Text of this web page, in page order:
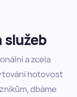
služeb
a zcela
hotovost
dbáme